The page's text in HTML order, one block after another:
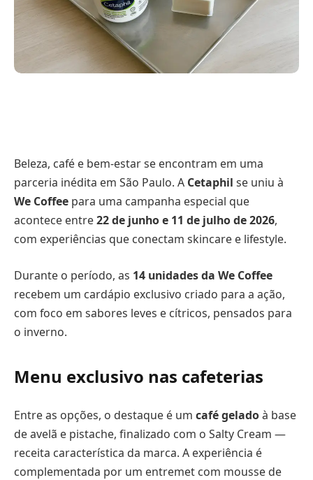
Beleza, café e bem-estar se encontram em uma
parceria inédita em São Paulo. A Cetaphil se uniu à
We Coffee para uma campanha especial que
acontece entre22 de junho e 11 de julho de 2026,
com experiências que conectam skincare e lifestyle.
Durante o período, as 14 unidades da We Coffee
recebem um cardápio exclusivo criado para a ação,
com foco em sabores leves e cítricos, pensados para
o inverno.
Menu exclusivo nas cafeterias
Entre as opções, o destaque é um café geladoà base
de avelã e pistache, finalizado com o Salty Cream —
receita característica da marca. A experiência é
complementada por um entremet com mousse de